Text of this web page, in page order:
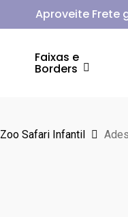
Aproveite Frete
Faixas e
Borders
Zoo Safari Infantil